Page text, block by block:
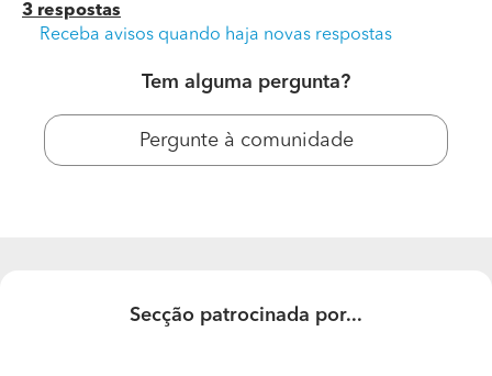
Por baixo deste chão tenho mosaico k não retirei.
devido ao peso?
Segundo: Gostaria de saber valores para:Retirar o chão
flutuante, retirar os mosaicos antigos e aplicar chão
cerâmico a imitar madeira em espinha.
3 respostas
Receba avisos quando haja novas respostas
Tem alguma pergunta?
Pergunte à comunidade
Secção patrocinada por...